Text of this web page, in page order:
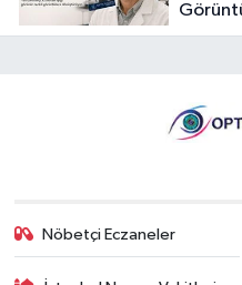
Nöbetçi Eczaneler